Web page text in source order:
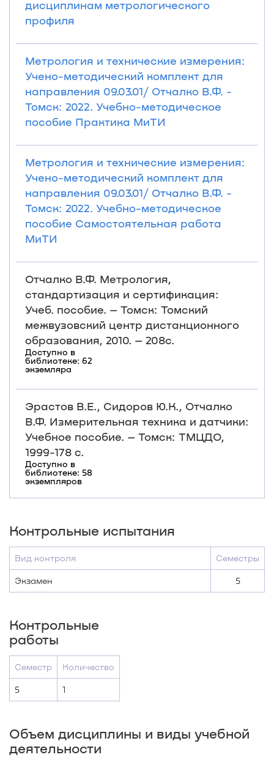
дисциплинам метрологического
профиля
Метрология и технические измерения:
Учено-методический комплект для
направления 09.03.01/ Отчалко В.Ф. -
Томск: 2022. Учебно-методическое
пособие Практика МиТИ
Метрология и технические измерения:
Учено-методический комплект для
направления 09.03.01/ Отчалко В.Ф. -
Томск: 2022. Учебно-методическое
пособие Самостоятельная работа
МиТИ
Отчалко В.Ф. Метрология,
стандартизация и сертификация:
Учеб. пособие. – Томск: Томский
межвузовский центр дистанционного
образования, 2010. – 208с.
Доступно в
библиотеке: 62
экземляра
Эрастов В.Е., Сидоров Ю.К., Отчалко
В.Ф. Измерительная техника и датчики:
Учебное пособие. – Томск: ТМЦДО,
1999-178 с.
Доступно в
библиотеке: 58
экземпляров
Контрольные испытания
Вид контроля Семестры
Экзамен 5
Контрольные
работы
Семестр Количество
5 1
Объем дисциплины и виды учебной
деятельности